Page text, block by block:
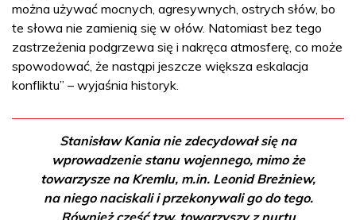
można używać mocnych, agresywnych, ostrych słów, bo
te słowa nie zamienią się w ołów. Natomiast bez tego
zastrzeżenia podgrzewa się i nakręca atmosferę, co może
spowodować, że nastąpi jeszcze większa eskalacja
konfliktu” – wyjaśnia historyk.
Stanisław Kania nie zdecydował się na
wprowadzenie stanu wojennego, mimo że
towarzysze na Kremlu, m.in. Leonid Breżniew,
na niego naciskali i przekonywali go do tego.